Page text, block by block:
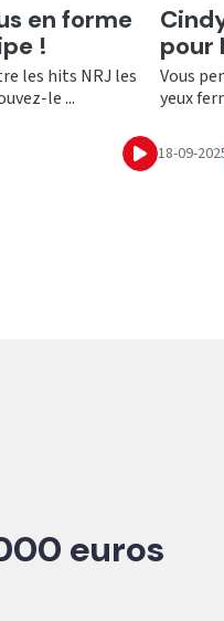
en forme
!
les hits NRJ les
le ...
Ecouter
pour
Vous
yeux
18-09-
euros